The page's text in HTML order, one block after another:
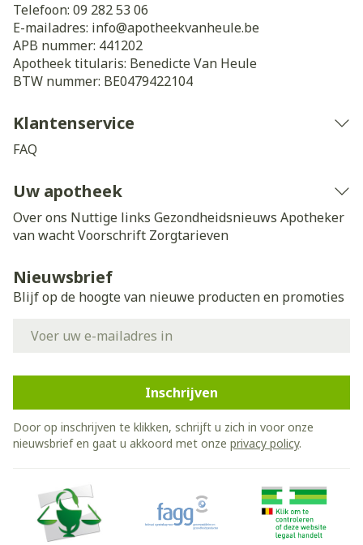
Telefoon: 09 282 53 06
E-mailadres: info@apotheekvanheule.be
APB nummer: 441202
Apotheek titularis: Benedicte Van Heule
BTW nummer: BE0479422104
Klantenservice
FAQ
Uw apotheek
Over ons Nuttige links Gezondheidsnieuws Apotheker
van wachtVoorschrift Zorgtarieven
Nieuwsbrief
Blijf op de hoogte van nieuwe producten en promoties
Inschrijven
Door op inschrijven te klikken, schrijft u zich in voor onze
nieuwsbrief en gaat u akkoord met onze privacy policy.